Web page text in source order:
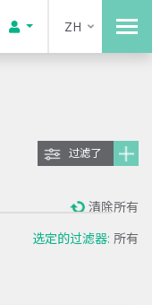
ZH
过滤了
选定的过滤器: 所有
清除所有